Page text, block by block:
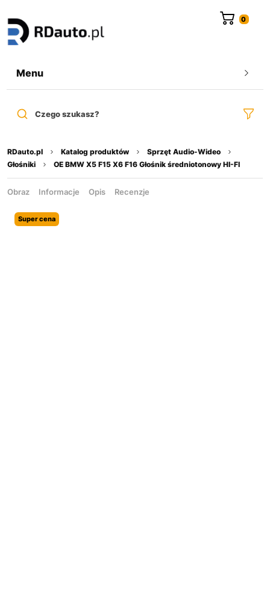
Menu
Czego szukasz?
RDauto.pl Katalog produktów
Sprzęt Audio-Wideo
Głośniki
OE BMW X5 F15 X6 F16 Głośnik średniotonowy HI-FI
Obraz Informacje Opis Recenzje
Super cena